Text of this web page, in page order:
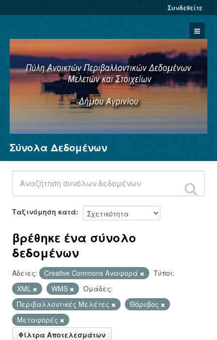
Συνδεθείτε
Σύνολα Δεδομένων
Φορείς
Ομάδες
Σχετικά
Σύνολα Δεδομένων
Ταξινόμηση κατά
βρέθηκε ένα σύνολο
δεδομένων
Άδειες: Creative Commons Αναφορά
Τύποι:
XML
WMS
Ομάδες:
Περιβαλλοντικές Μελέτες
Θόρυβος
Μεταφορές
Φίλτρα Αποτελεσμάτων